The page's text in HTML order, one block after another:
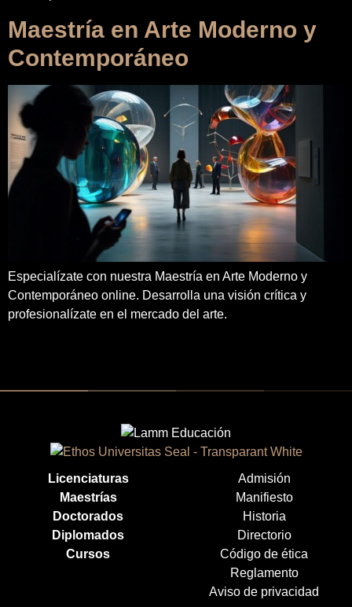
Maestría en Arte Moderno y
Contemporáneo
Especialízate con nuestra Maestría en Arte Moderno y
Contemporáneo online. Desarrolla una visión crítica y
profesionalízate en el mercado del arte.
Licenciaturas
Maestrías
Doctorados
Diplomados
Cursos
Admisión
Manifiesto
Historia
Directorio
Código de ética
Reglamento
Aviso de privacidad